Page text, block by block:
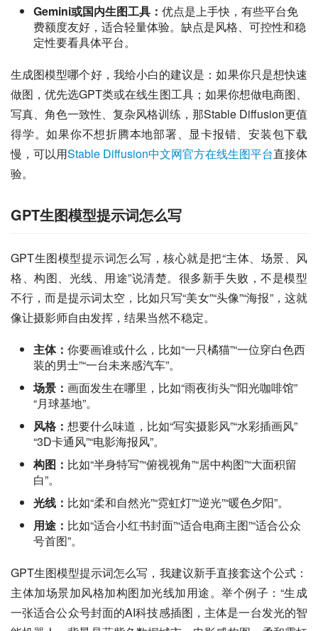
Gemini或国内生图工具： 优点是上手快，有些平台免
费额度友好，适合轻量体验。缺点是风格、可控性和稳
定性要看具体平台。
生成图模型哪个好，我给小白的建议是：如果你只是想快速
做图，优先选GPT类或在线生图工具；如果你想做电商图、
写真、角色一致性、复杂风格训练，那Stable Diffusion更值
得学。如果你不想折腾本地部署、显卡报错、安装包下载
慢，可以用Stable Diffusion中文网官方在线生图平台直接体
验。
GPT生图模型提示词怎么写
GPT生图模型提示词怎么写，核心就是把“主体、场景、风
格、构图、光线、用途”说清楚。很多新手失败，不是模型
不行，而是提示词太空，比如只写“美女”“头像”“海报”，这就
像让摄影师自由发挥，结果当然不稳定。
主体： 你要画谁或什么，比如“一只橘猫”“一位穿白色西
装的男士”“一台未来感汽车”。
场景： 画面发生在哪里，比如“雨夜街头”“阳光咖啡馆”
“月球基地”。
风格： 想要什么味道，比如“写实摄影风”“水彩插画风”
“3D卡通风”“电影海报风”。
构图： 比如“半身特写”“俯视视角”“居中构图”“大面积留
白”。
光线： 比如“柔和自然光”“霓虹灯”“逆光”“暖色夕阳”。
用途： 比如“适合小红书封面”“适合电商主图”“适合公众
号首图”。
GPT生图模型提示词怎么写，我建议新手直接套这个公式：
主体加场景加风格加构图加光线加用途。举个例子：“生成
一张适合公众号封面的AI科技感插图，主体是一台发光的智